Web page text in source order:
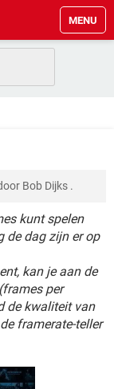
MENU
Bob Dijks .
kunt spelen
de dag zijn er op
kan je aan de
per
de kwaliteit van
framerate-teller